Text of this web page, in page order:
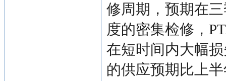
修周期，预期在
度的密集检修，
在短时间内大幅
的供应预期比上